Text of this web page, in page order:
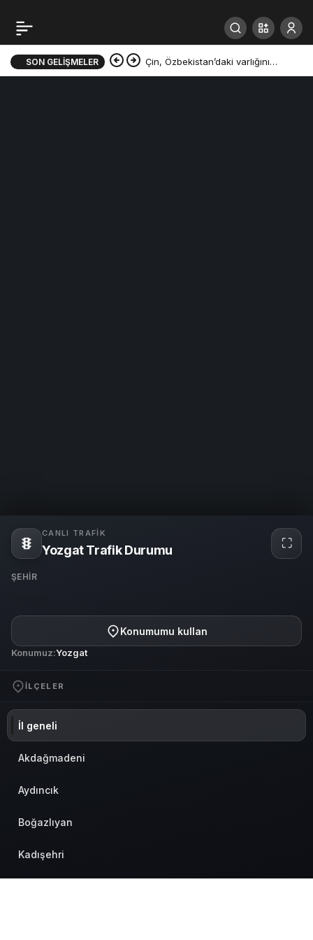
SON GELIŞMELER Çin, Özbekistan’daki varlığını
CANLI TRAFIK
Yozgat Trafik Durumu ⛶
Tam
ŞEHIR
Konumumu kullan
Konumuz:Yozgat
İLÇELER
İl geneli
Akdağmadeni
Aydıncık
Boğazlıyan
Kadışehri